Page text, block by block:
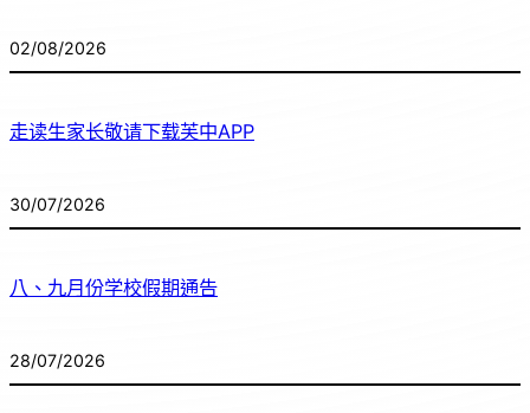
02/08/2026
走读生家长敬请下载芙中APP
30/07/2026
八、九月份学校假期通告
28/07/2026